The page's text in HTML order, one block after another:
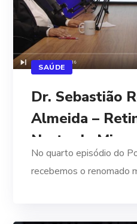
SAÚDE
Dr. Sebastião
Almeida –
Norte de
Saúde em
No quarto episódio do
recebemos o renomado